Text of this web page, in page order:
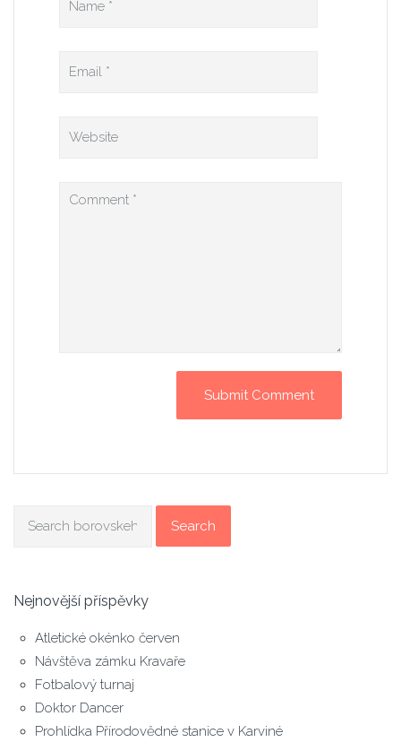
Search
Nejnovější příspěvky
Atletické okénko červen
Návštěva zámku Kravaře
Fotbalový turnaj
Doktor Dancer
Prohlídka Přírodovědné stanice v Karviné